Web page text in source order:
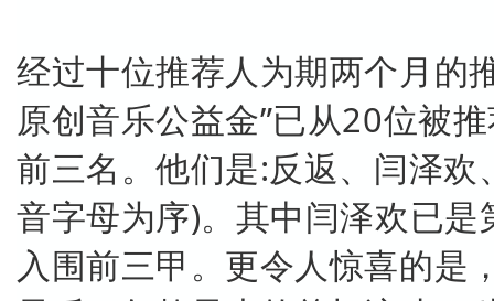
经过十位推荐人为期两个月的
原创音乐公益金”已从20位被
前三名。他们是:反返、闫泽
音字母为序)。其中闫泽欢已
入围前三甲。更令人惊喜的是